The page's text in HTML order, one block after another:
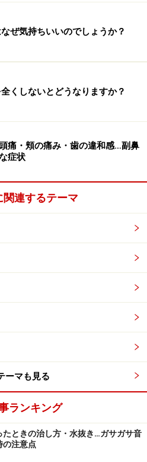
……耳鳴りがないという人は、
だけ。また時々耳鳴りの自覚
まれば問題ない
日単位ではなく、時間単位で
単ではない……治らないと言わ
眠・ストレス・不安感
も影響
空気中を空気振動で伝わりま
この液体振動が電気エネルギ
ものです。
経の異常興奮によるものと言
ストレス・不安などを感じる
響を強く受けることになりま
因もかなり関係してくると考
ぜ気持ちいいのでしょうか？
くしないとどうなりますか？
痛・頬の痛み・歯の違和感…副鼻
症状
関連するテーマ
ーマも見る
ランキング
たときの治し方・水抜き…ガサガサ音
の注意点